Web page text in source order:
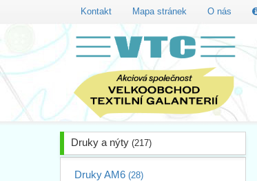
Kontakt Mapa stránek O nás
Druky a nýty (217)
Druky AM6 (28)